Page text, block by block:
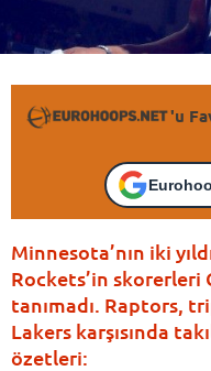
'u
Minnesota’nın iki
Rockets’in skorerleri
tanımadı. Raptors,
Lakers karşısında
özetleri: